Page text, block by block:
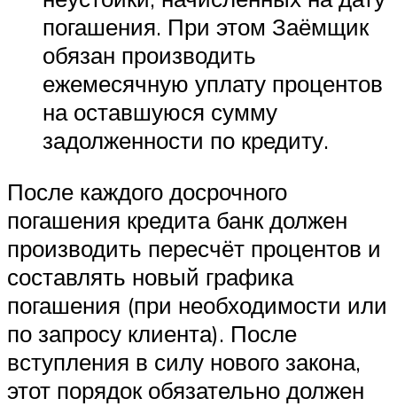
погашения. При этом Заёмщик
обязан производить
ежемесячную уплату процентов
на оставшуюся сумму
задолженности по кредиту.
После каждого досрочного
погашения кредита банк должен
производить пересчёт процентов и
составлять новый графика
погашения (при необходимости или
по запросу клиента). После
вступления в силу нового закона,
этот порядок обязательно должен